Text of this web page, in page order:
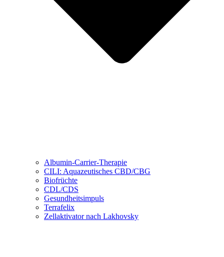
Albumin-Carrier-Therapie
CILI: Aquazeutisches CBD/CBG
Biofrüchte
CDL/CDS
Gesundheitsimpuls
Terrafelix
Zellaktivator nach Lakhovsky